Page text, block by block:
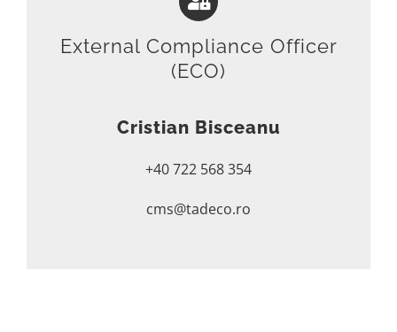
External Compliance Officer
(ECO)
Cristian Bisceanu
+40 722 568 354
cms@tadeco.ro